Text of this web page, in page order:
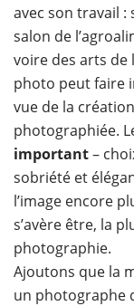
avec son travail :
salon de
voire des arts de
photo peut faire
vue de la
photographiée.
important–
sobriété et
l’image encore
s’avère être, la
photographie.
Ajoutons que la
un photographe